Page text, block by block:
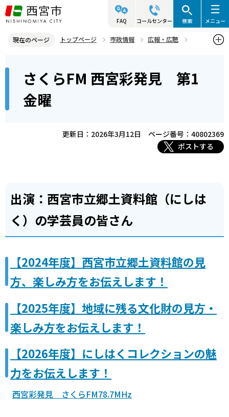
こ
の
ジ
頭
FAQ コールセンター 検索 メニュー
現在のページ トップページ 市政情報
広報・広聴
さくらFM 西宮彩発見 第1
金曜
更新日：2026年3月12日
ページ番号：40802369
ポストする
出演：西宮市立郷土資料館（にしは
く）の学芸員の皆さん
【2024年度】西宮市立郷土資料館の見
方、楽しみ方をお伝えします！
【2025年度】地域に残る文化財の見方・
楽しみ方をお伝えします！
【2026年度】にしはくコレクションの魅
力をお伝えします！
西宮彩発見 さくらFM78.7MHz